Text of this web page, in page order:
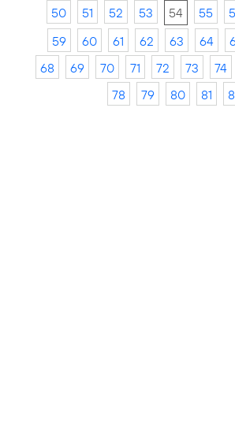
50
51 52 53 54 55
59
60 61 62 63 64
68
69 70 71 72 73 74
78
79 80 81